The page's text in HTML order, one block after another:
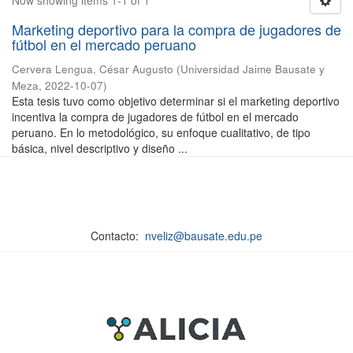
Marketing deportivo para la compra de jugadores de
fútbol en el mercado peruano
Cervera Lengua, César Augusto (Universidad Jaime Bausate y
Meza, 2022-10-07)
Esta tesis tuvo como objetivo determinar si el marketing deportivo
incentiva la compra de jugadores de fútbol en el mercado
peruano. En lo metodológico, su enfoque cualitativo, de tipo
básica, nivel descriptivo y diseño ...
Contacto: nveliz@bausate.edu.pe